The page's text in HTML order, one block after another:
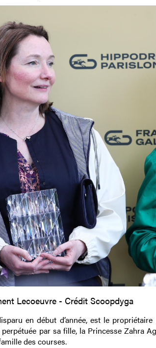
Lecoeuvre - Crédit Scoopdyga
en début d’année, est le
par sa fille, la Princesse Zahra
des courses.